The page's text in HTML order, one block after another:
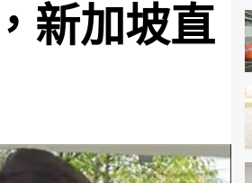
新加坡直